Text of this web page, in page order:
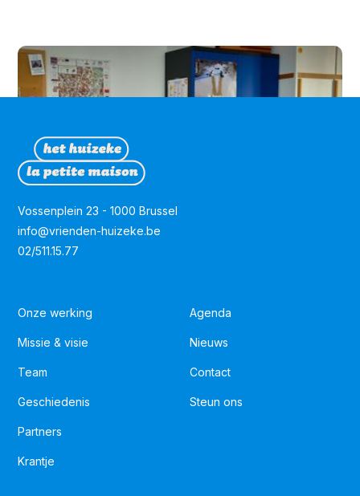
Vossenplein 23 - 1000 Brussel
info@vrienden-huizeke.be
02/511.15.77
Onze werking
Missie & visie
Team
Geschiedenis
Partners
Krantje
Agenda
Nieuws
Contact
Steun ons